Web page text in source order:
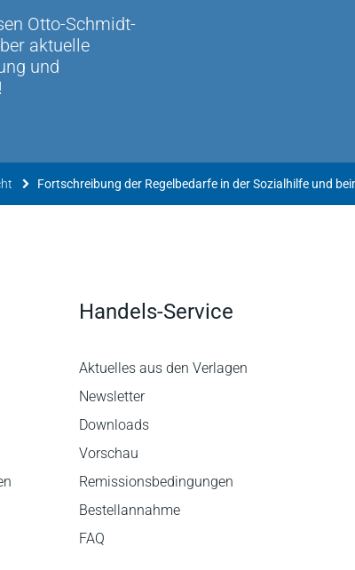
Otto-Schmidt-
aktuelle
und
Handels-Service
Aktuelles aus den Verlagen
Newsletter
Downloads
Vorschau
Remissionsbedingungen
Bestellannahme
FAQ